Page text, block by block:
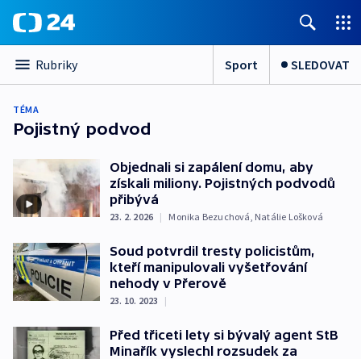
Rubriky Sport SLEDOVAT
TÉMA
Pojistný podvod
Objednali si zapálení domu, aby
získali miliony. Pojistných podvodů
přibývá
23. 2. 2026 | Monika Bezuchová, Natálie Lošková
Soud potvrdil tresty policistům,
kteří manipulovali vyšetřování
nehody v Přerově
23. 10. 2023 |
Před třiceti lety si bývalý agent StB
Minařík vyslechl rozsudek za